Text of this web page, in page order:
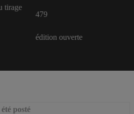
tirage
479
édition ouverte
posté